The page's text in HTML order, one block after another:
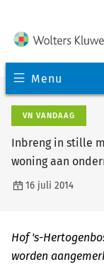
Menu
VN VANDAAG
Inbreng in stille
woning aan
16 juli 2014
Hof 's-
worden